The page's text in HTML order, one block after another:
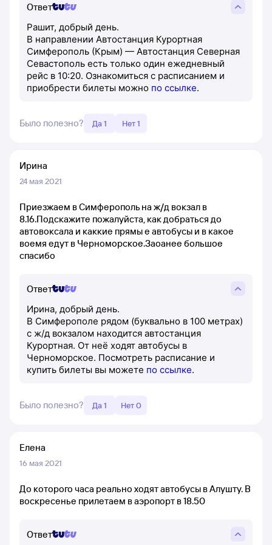
Ответ
Рашит, добрый день.
В направлении Автостанция Курортная
Симферополь (Крым) — Автостанция Северная
Севастополь есть только один ежедневный
рейс в 10:20. Ознакомиться с расписанием и
приобрести билеты можно по ссылке.
Было полезно? Да 1 Нет 1
Ирина
24 мая 2021
Приезжаем в Симферополь на ж/д вокзал в
8.16.Подскажите пожалуйста, как добраться до
автовоксала и каккие прямы е автобусы и в какое
воемя едут в Черноморское.Заоанее большое
спасибо
Ответ
Ирина, добрый день.
В Симферополе рядом (буквально в 100 метрах)
с ж/д вокзалом находится автостанция
Курортная. От неё ходят автобусы в
Черноморское. Посмотреть расписание и
купить билеты вы можете по ссылке.
Было полезно? Да 1 Нет 0
Елена
16 мая 2021
До которого часа реально ходят автобусы в Алушту. В
воскресенье прилетаем в аэропорт в 18.50
Ответ